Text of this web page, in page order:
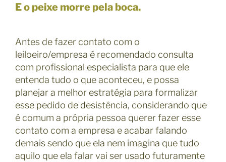
E o peixe morre pela boca.
Antes de fazer contato com o
leiloeiro/empresa é recomendado consulta
com profissional especialista para que ele
entenda tudo o que aconteceu, e possa
planejar a melhor estratégia para formalizar
esse pedido de desistência, considerando que
é comum a própria pessoa querer fazer esse
contato com a empresa e acabar falando
demais sendo que ela nem imagina que tudo
aquilo que ela falar vai ser usado futuramente